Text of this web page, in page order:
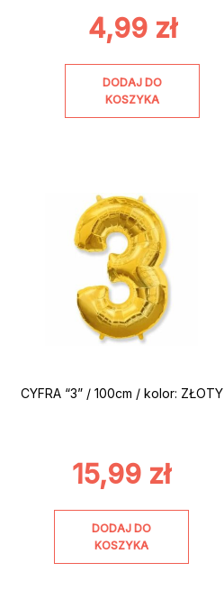
4,99 zł
DODAJ DO
KOSZYKA
CYFRA “3” / 100cm / kolor: ZŁOTY
15,99 zł
DODAJ DO
KOSZYKA